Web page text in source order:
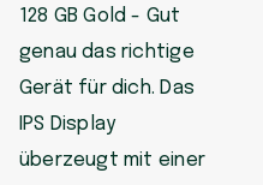
128 GB Gold - Gut
genau das richtige
Gerät für dich. Das
IPS Display
überzeugt mit einer